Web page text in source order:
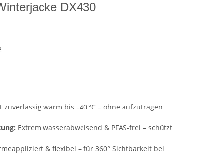
DX430
zuverlässig warm bis –40 °C – ohne aufzutragen
Extrem wasserabweisend & PFAS-frei – schützt
& flexibel – für 360° Sichtbarkeit bei